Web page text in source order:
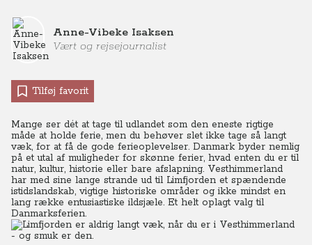
Anne-Vibeke Isaksen
Vært og rejsejournalist
Tilføj favorit
Mange ser dét at tage til udlandet som den eneste rigtige
måde at holde ferie, men du behøver slet ikke tage så langt
væk, for at få de gode ferieoplevelser. Danmark byder nemlig
på et utal af muligheder for skønne ferier, hvad enten du er til
natur, kultur, historie eller bare afslapning. Vesthimmerland
har med sine lange strande ud til Limfjorden et spændende
istidslandskab, vigtige historiske områder og ikke mindst en
lang række entusiastiske ildsjæle. Et helt oplagt valg til
Danmarksferien.